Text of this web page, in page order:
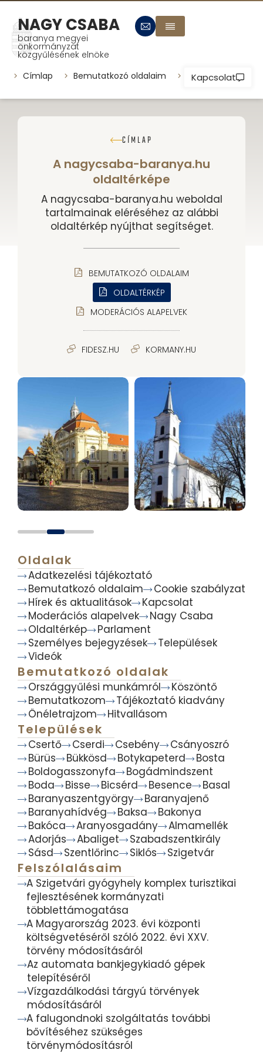
NAGY CSABA
baranya megyei
önkormányzat
közgyűlésének elnöke
Címlap
Bemutatkozó oldalaim Települések
Kapcsolat
CÍMLAP
A nagycsaba-baranya.hu
oldaltérképe
A nagycsaba-baranya.hu weboldal
tartalmainak eléréséhez az alábbi
oldaltérkép nyújthat segítséget.
BEMUTATKOZÓ OLDALAIM
OLDALTÉRKÉP
MODERÁCIÓS ALAPELVEK
FIDESZ.HU KORMANY.HU
Oldalak
Adatkezelési tájékoztató
Bemutatkozó oldalaim
Cookie szabályzat
Hírek és aktualitások
Kapcsolat
Moderációs alapelvek
Nagy Csaba
Oldaltérkép
Parlament
Személyes bejegyzések
Települések
Videók
Bemutatkozó oldalak
Országgyűlési munkámról
Köszöntő
Bemutatkozom
Tájékoztató kiadvány
Önéletrajzom
Hitvallásom
Települések
Csertő Cserdi Csebény
Csányoszró
Bürüs
Bükkösd Botykapeterd
Bosta
Boldogasszonyfa
Bogádmindszent
Boda
Bisse Bicsérd Besence
Basal
Baranyaszentgyörgy
Baranyajenő
Baranyahídvég
Baksa
Bakonya
Bakóca
Aranyosgadány
Almamellék
Adorjás
Abaliget
Szabadszentkirály
Sásd
Szentlőrinc Siklós Szigetvár
Felszólalásaim
A Szigetvári gyógyhely komplex turisztikai
fejlesztésének kormányzati
többlettámogatása
A Magyarország 2023. évi központi
költségvetéséről szóló 2022. évi XXV.
törvény módosításáról
Az automata bankjegykiadó gépek
telepítéséről
Vízgazdálkodási tárgyú törvények
módosításáról
A falugondnoki szolgáltatás további
bővítéséhez szükséges
törvénymódosításról